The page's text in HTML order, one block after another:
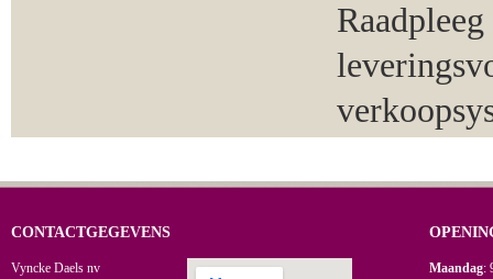
CONTACTGEGEVENS
Vyncke Daels nv
Maandag: